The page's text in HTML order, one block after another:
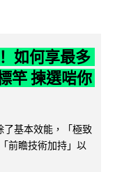
如何享最多
竿 揀選啱你
基本效能，「極致
前瞻技術加持」以